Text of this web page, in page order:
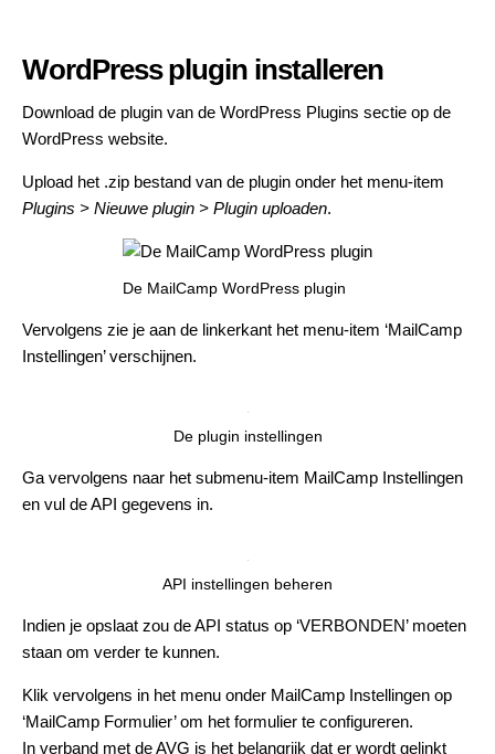
WordPress plugin installeren
Download de plugin van de WordPress Plugins sectie op de
WordPress website.
Upload het .zip bestand van de plugin onder het menu-item
Plugins > Nieuwe plugin > Plugin uploaden.
De MailCamp WordPress plugin
Vervolgens zie je aan de linkerkant het menu-item ‘MailCamp
Instellingen’ verschijnen.
De plugin instellingen
Ga vervolgens naar het submenu-item MailCamp Instellingen
en vul de API gegevens in.
API instellingen beheren
Indien je opslaat zou de API status op ‘VERBONDEN’ moeten
staan om verder te kunnen.
Klik vervolgens in het menu onder MailCamp Instellingen op
‘MailCamp Formulier’ om het formulier te configureren.
In verband met deAVG is het belangrijk dat er wordt gelinkt